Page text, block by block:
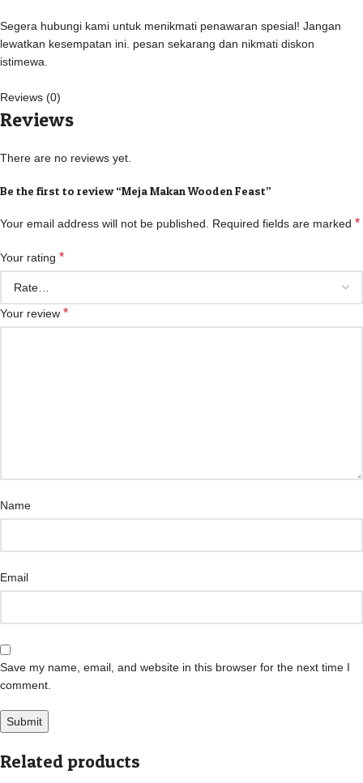
Segera hubungi kami untuk menikmati penawaran spesial! Jangan
lewatkan kesempatan ini. pesan sekarang dan nikmati diskon
istimewa.
Reviews (0)
Reviews
There are no reviews yet.
Be the first to review “Meja Makan Wooden Feast”
Your email address will not be published. Required fields are marked *
Your rating *
Your review *
Name
Email
Save my name, email, and website in this browser for the next time I
comment.
Related products